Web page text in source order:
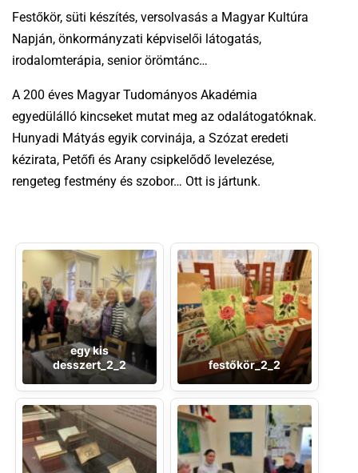
Festőkör, süti készítés, versolvasás a Magyar Kultúra
Napján, önkormányzati képviselői látogatás,
irodalomterápia, senior örömtánc…
A 200 éves Magyar Tudományos Akadémia
egyedülálló kincseket mutat meg az odalátogatóknak.
Hunyadi Mátyás egyik corvinája, a Szózat eredeti
kézirata, Petőfi és Arany csipkelődő levelezése,
rengeteg festmény és szobor… Ott is jártunk.
egy kis
desszert_2_2
festőkör_2_2